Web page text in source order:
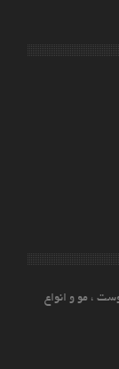
، مو و انواع